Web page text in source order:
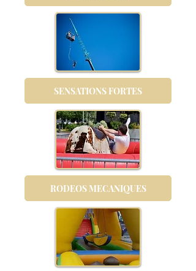
SENSATIONS FORTES
RODEOS MECANIQUES